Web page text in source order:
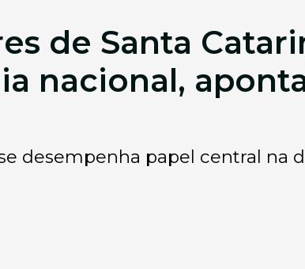
de Santa
nacional,
desempenha papel central na